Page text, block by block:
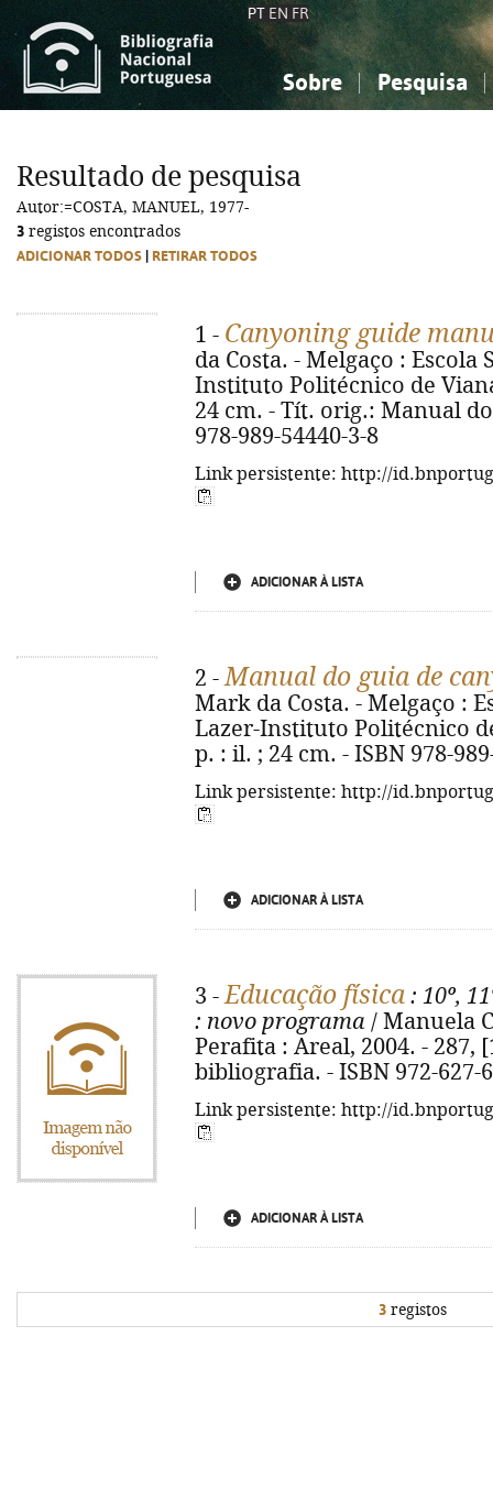
PT EN FR
Sobre Pesquisa
Ciências sociais...
Ciências sociais...
Resultado de pesquisa
Autor:=COSTA, MANUEL, 1977-
3 registos encontrados
ADICIONAR TODOS RETIRAR TODOS
1 - Canyoning guide
da Costa. - Melgaço :
Instituto Politécnico de
24 cm. - Tít. orig.: Manual
978-989-54440-3-8
Link persistente: http://
ADICIONAR À LISTA
2 -Manual do guia de
Mark da Costa. - Melgaço :
Lazer-Instituto Politécnico
p. : il. ; 24 cm. - ISBN 978-
Link persistente: http://
ADICIONAR À LISTA
3 -Educação física : 10º,
: novo programa / Manuela
Perafita : Areal, 2004. - 287,
bibliografia. - ISBN 972-627-
Link persistente: http://
ADICIONAR À LISTA
3 registos